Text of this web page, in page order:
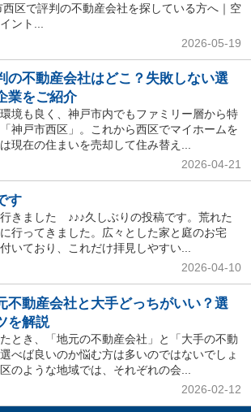
区で評判の不動産会社を探している方へ｜空
ント...
2026-05-19
の不動産会社はどこ？失敗しない選
業をご紹介
境も良く、神戸市内でもファミリー層から特
神戸市西区」。これから西区でマイホームを
現在の住まいを売却して住み替え...
2026-04-21
す
ました ♪♪♪久しぶりの投稿です。荒れた
行ってきました。広々とした家と庭のお宅
いており、これだけ拝見しやすい...
2026-04-10
不動産会社と大手どっちがいい？選
を解説
とき、「地元の不動産会社」と「大手の不動
べば良いのか悩む方は多いのではないでしょ
のような地域では、それぞれの会...
2026-02-12